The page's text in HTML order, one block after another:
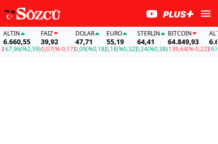
(%2,59)
FAİZ
39,92
-0,07(%-0,17)
DOLAR
47,71
0,09(%0,18)
EURO
55,19
0,18(%0,32)
STERLIN
64,41
0,24(%0,38)
BITCOIN
64.849,93
-139,64(%-0,22)
ALTIN